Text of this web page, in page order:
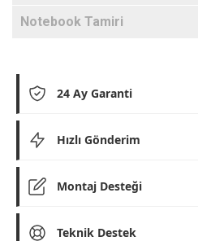
Notebook Tamiri
24 Ay Garanti
Hızlı Gönderim
Montaj Desteği
Teknik Destek